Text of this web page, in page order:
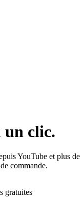
un clic.
YouTube et plus de
commande.
gratuites